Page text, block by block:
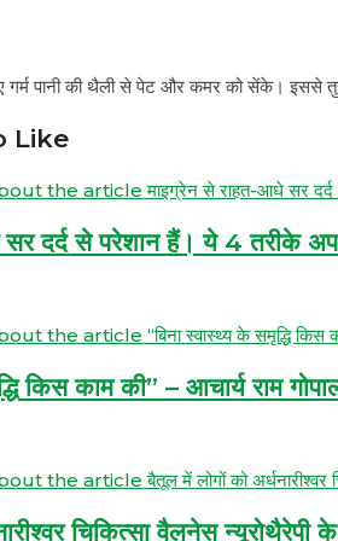
गर्म पानी की थैली से पेट और कमर को सेंके। इससे
Like
दर्द से परेशान हैं। ये 4 तरीके
किस काम की” – आचार्य राम गोपाल
चिकित्सा वैलनेस न्यूरोथैरेपी